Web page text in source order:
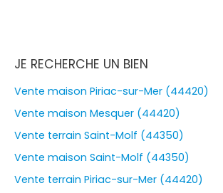
JE RECHERCHE UN BIEN
Vente maison Piriac-sur-Mer (44420)
Vente maison Mesquer (44420)
Vente terrain Saint-Molf (44350)
Vente maison Saint-Molf (44350)
Vente terrain Piriac-sur-Mer (44420)